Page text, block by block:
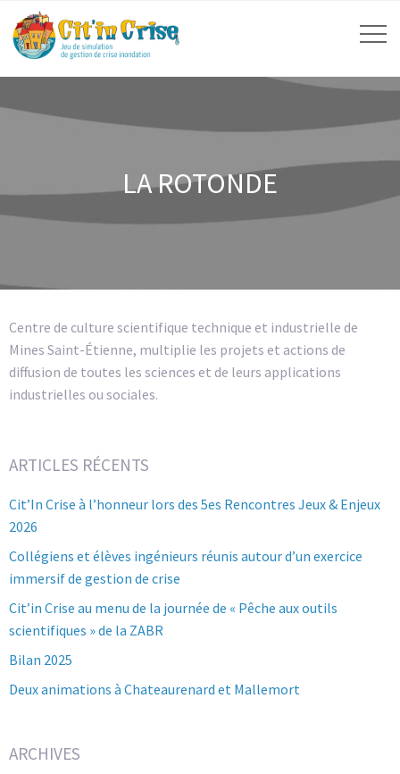
LA ROTONDE
Centre de culture scientifique technique et industrielle de
Mines Saint-Étienne, multiplie les projets et actions de
diffusion de toutes les sciences et de leurs applications
industrielles ou sociales.
ARTICLES RÉCENTS
Cit’In Crise à l’honneur lors des 5es Rencontres Jeux & Enjeux
2026
Collégiens et élèves ingénieurs réunis autour d’un exercice
immersif de gestion de crise
Cit’in Crise au menu de la journée de « Pêche aux outils
scientifiques » de la ZABR
Bilan 2025
Deux animations à Chateaurenard et Mallemort
ARCHIVES